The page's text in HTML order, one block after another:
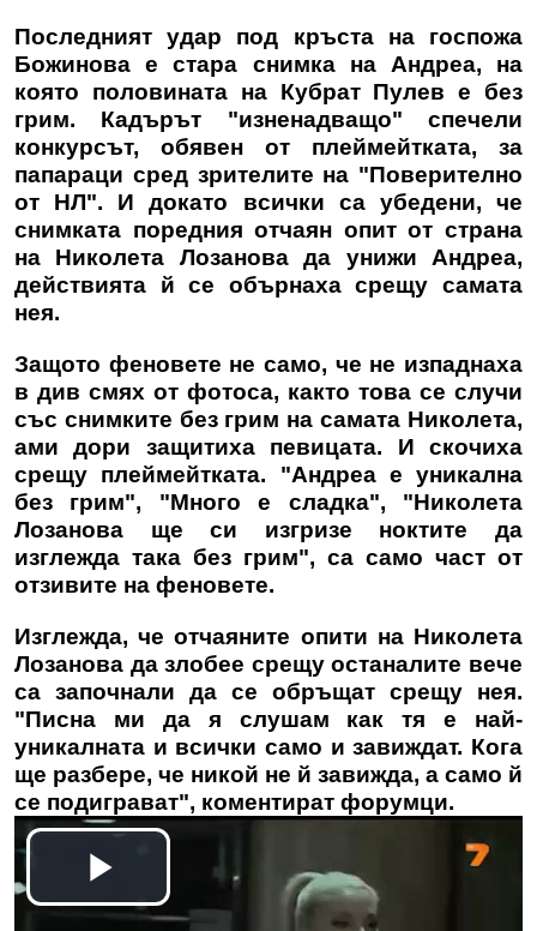
Последният удар под кръста на госпожа
Божинова е стара снимка на Андреа, на
която половината на Кубрат Пулев е без
грим. Кадърът "изненадващо" спечели
конкурсът, обявен от плеймейтката, за
папараци сред зрителите на "Поверително
от НЛ". И докато всички са убедени, че
снимката поредния отчаян опит от страна
на Николета Лозанова да унижи Андреа,
действията й се обърнаха срещу самата
нея.
Защото феновете не само, че не изпаднаха
в див смях от фотоса, както това се случи
със снимките без грим на самата Николета,
ами дори защитиха певицата. И скочиха
срещу плеймейтката. "Андреа е уникална
без грим", "Много е сладка", "Николета
Лозанова ще си изгризе ноктите да
изглежда така без грим", са само част от
отзивите на феновете.
Изглежда, че отчаяните опити на Николета
Лозанова да злобее срещу останалите вече
са започнали да се обръщат срещу нея.
"Писна ми да я слушам как тя е най-
уникалната и всички само и завиждат. Кога
ще разбере, че никой не й завижда, а само й
се подиграват", коментират форумци.